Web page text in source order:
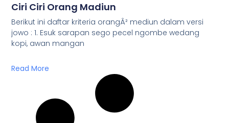
Ciri Ciri Orang Madiun
Berikut ini daftar kriteria orangÂ² mediun dalam versi
jowo : 1. Esuk sarapan sego pecel ngombe wedang
kopi, awan mangan
Read More